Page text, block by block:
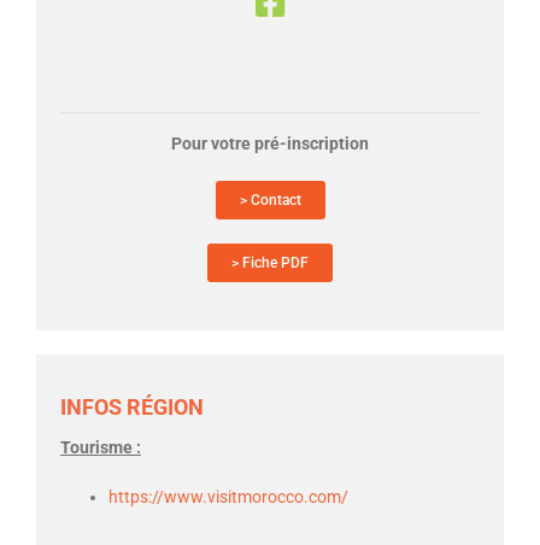
Pour votre pré-inscription
> Contact
> Fiche PDF
INFOS RÉGION
Tourisme :
https://www.visitmorocco.com/